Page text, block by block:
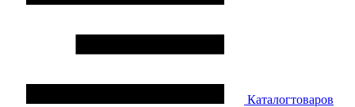
Каталогтоваров